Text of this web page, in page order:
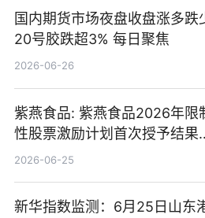
国内期货市场夜盘收盘涨多跌
20号胶跌超3% 每日聚焦
2026-06-26
紫燕食品: 紫燕食品2026年限
性股票激励计划首次授予结果
告-微资讯
2026-06-25
新华指数监测：6月25日山东